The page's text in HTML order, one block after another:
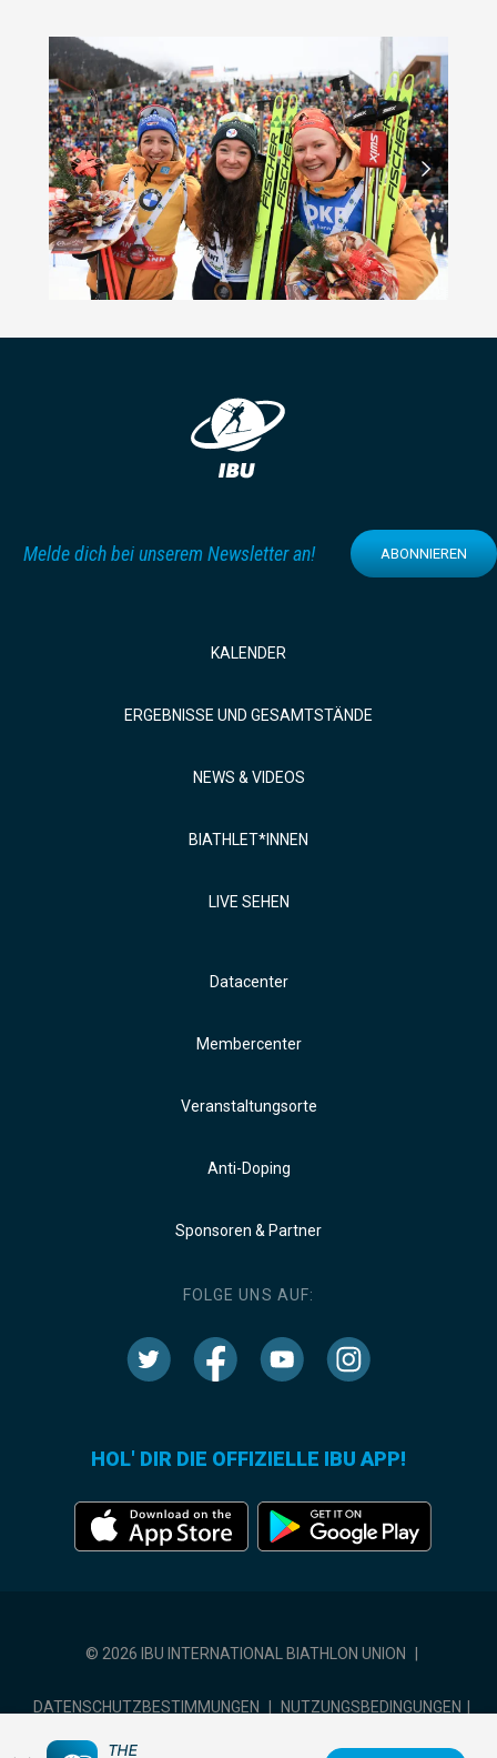
Melde dich bei unserem Newsletter an! ABONNIEREN
KALENDER
ERGEBNISSE UND GESAMTSTÄNDE
NEWS & VIDEOS
BIATHLET*INNEN
LIVE SEHEN
Datacenter
Membercenter
Veranstaltungsorte
Anti-Doping
Sponsoren & Partner
FOLGE UNS AUF:
HOL' DIR DIE OFFIZIELLE IBU APP!
© 2026 IBU INTERNATIONAL BIATHLON UNION
DATENSCHUTZBESTIMMUNGEN NUTZUNGSBEDINGUNGEN